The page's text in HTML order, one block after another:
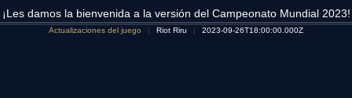
¡Les damos la bienvenida a la versión del Campeonato Mundial 2023!
Actualizaciones del juego Riot Riru 2023-09-26T18:00:00.000Z